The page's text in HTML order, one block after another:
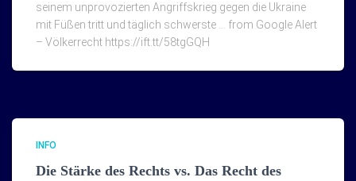
seinem unprovozierten Angriffskrieg gegen die Ukraine
mit Füßen tritt und täglich schwerste … from Google Alert
– Völkerrecht https://ift.tt/58tgGQH
INFO
Die Stärke des Rechts vs. Das Recht des